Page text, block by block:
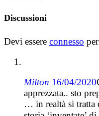
Discussioni
Devi essere connesso
Milton 16/04/2020
apprezzata.. sto
… in realtà si tratta